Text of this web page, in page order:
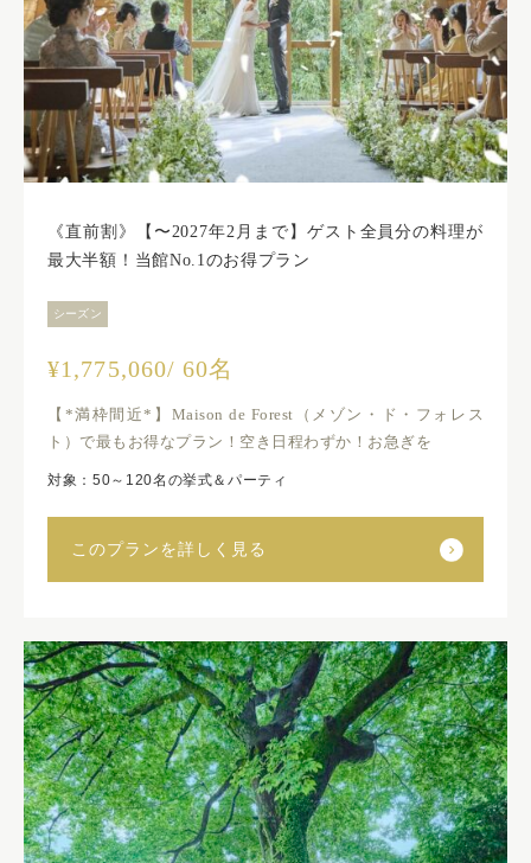
《直前割》【〜2027年2月まで】ゲスト全員分の料理が
最大半額！当館No.1のお得プラン
シーズン
¥1,775,060/ 60名
【*満枠間近*】Maison de Forest（メゾン・ド・フォレス
ト）で最もお得なプラン！空き日程わずか！お急ぎを
対象：50～120名の挙式＆パーティ
このプランを詳しく見る